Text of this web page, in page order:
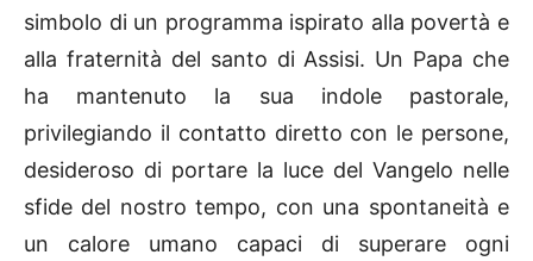
simbolo di un programma ispirato alla povertà e
alla fraternità del santo di Assisi. Un Papa che
ha mantenuto la sua indole pastorale,
privilegiando il contatto diretto con le persone,
desideroso di portare la luce del Vangelo nelle
sfide del nostro tempo, con una spontaneità e
un calore umano capaci di superare ogni